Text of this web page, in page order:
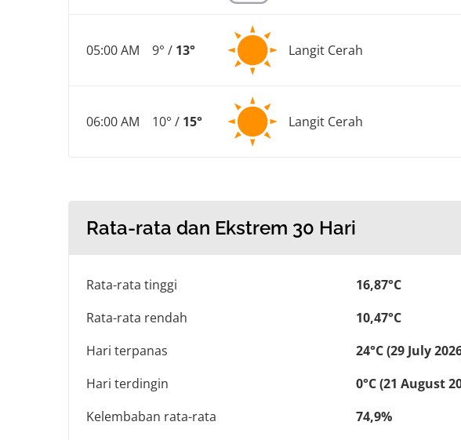
05:00 AM 9° / 13° Langit Cerah
06:00 AM 10° / 15° Langit Cerah
Rata-rata dan Ekstrem 30 Hari
Rata-rata tinggi
16,87°C
Rata-rata rendah
10,47°C
Hari terpanas
24°C (29 July
Hari terdingin
0°C (21 August
Kelembaban rata-rata
74,9%